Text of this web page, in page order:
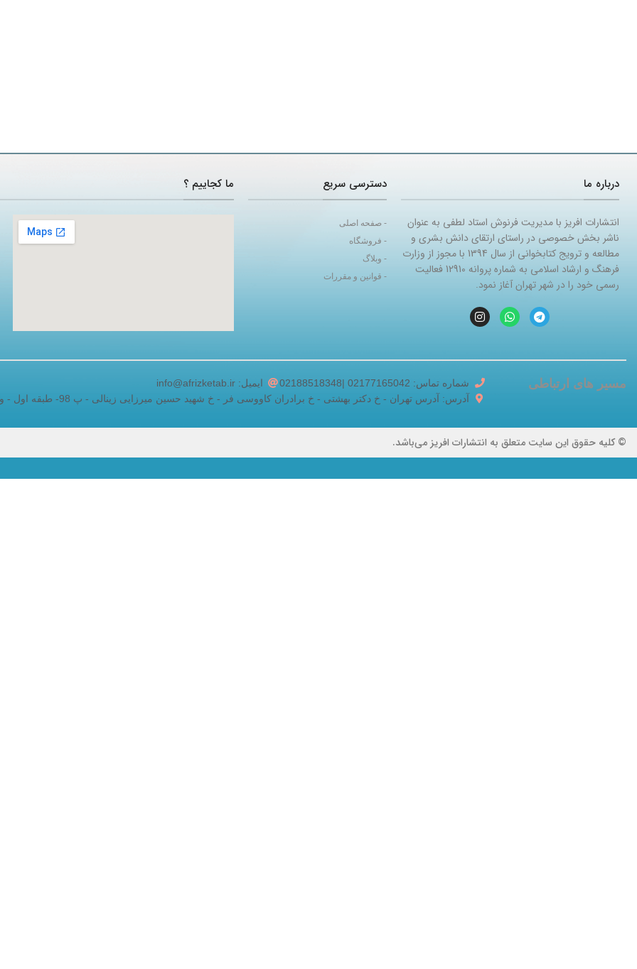
درباره ما
انتشارات افریز با مدیریت فرنوش استاد لطفی به عنوان
ناشر بخش خصوصی در راستای ارتقای دانش بشری و
مطالعه و ترویج کتابخوانی از سال 1394 با مجوز از وزارت
فرهنگ و ارشاد اسلامی به شماره پروانه 12910 فعالیت
رسمی خود را در شهر تهران آغاز نمود.
دسترسی سریع
- صفحه اصلی
- فروشگاه
- وبلاگ
- قوانین و مقررات
ما کجاییم ؟
مسیر های ارتباطی شماره تماس: 02177165042 |02188518348
ایمیل: info@afrizketab.ir
آدرس: آدرس تهران - خ دکتر بهشتی - خ برادران کاووسی فر - خ شهید حسین میرزایی زینالی - پ 98- طبقه اول - واحد 5
© کلیه حقوق این سایت متعلق به انتشارات افریز می‌باشد.